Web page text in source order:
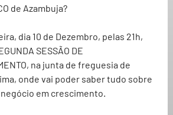
de Azambuja?
dia 10 de Dezembro, pelas 21h,
SESSÃO DE
, na junta de freguesia de
onde vai poder saber tudo sobre
em crescimento.